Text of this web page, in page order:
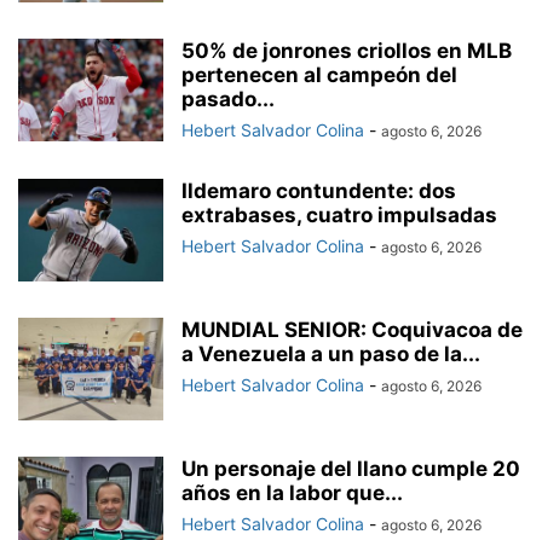
50% de jonrones criollos en MLB
pertenecen al campeón del
pasado...
Hebert Salvador Colina - agosto 6, 2026
Ildemaro contundente: dos
extrabases, cuatro impulsadas
Hebert Salvador Colina - agosto 6, 2026
MUNDIAL SENIOR: Coquivacoa de
a Venezuela a un paso de la...
Hebert Salvador Colina - agosto 6, 2026
Un personaje del llano cumple 20
años en la labor que...
Hebert Salvador Colina - agosto 6, 2026